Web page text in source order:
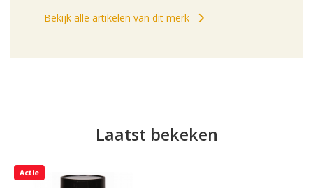
Bekijk alle artikelen van dit merk
Laatst bekeken
Actie